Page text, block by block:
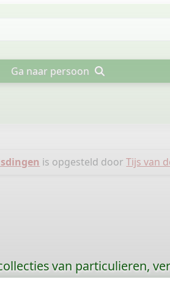
Ga naar persoon
is opgesteld doorTijs van
van particulieren,